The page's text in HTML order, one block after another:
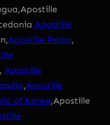
,Apostille
Apostille Palau,
, Apostille
,Apostille
of Korea,Apostille